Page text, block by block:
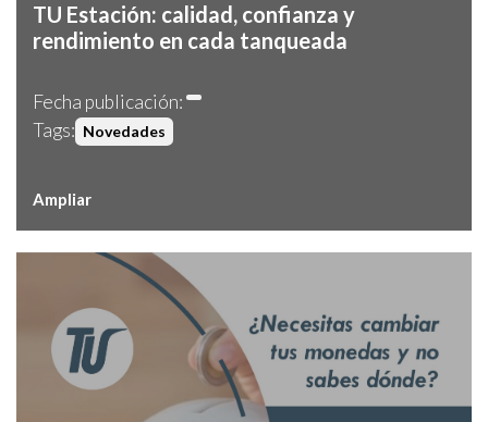
TU Estación: calidad, confianza y
rendimiento en cada tanqueada
Fecha publicación:
Tags: Novedades
Ampliar